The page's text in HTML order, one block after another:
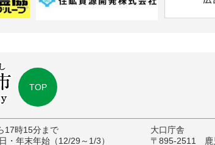
TOP
17時15分まで
・年末年始（12/29～1/3）
大口庁舎
〒895-2511 鹿